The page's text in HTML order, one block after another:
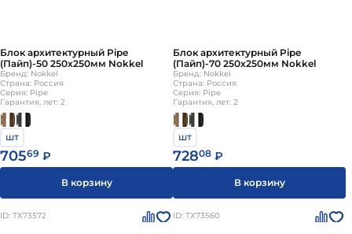
Блок архитектурный Pipe
(Пайп)-50 250х250мм Nokkel
Бренд: Nokkel
Страна: Россия
Серия: Pipe
Гарантия, лет: 2
шт
70569 ₽
В корзину
Блок архитектурный Pipe
(Пайп)-70 250х250мм Nokkel
Бренд: Nokkel
Страна: Россия
Серия: Pipe
Гарантия, лет: 2
шт
72808 ₽
В корзину
ID: ТХ73572 ID: ТХ73560